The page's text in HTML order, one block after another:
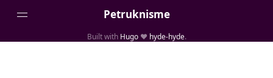
Petruknisme
Built with Hugo❤️ hyde-hyde.